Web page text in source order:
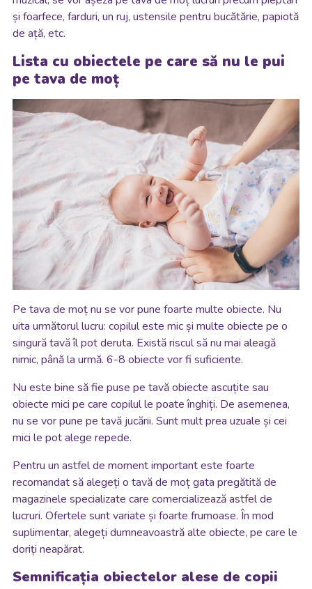
și foarfece, farduri, un ruj, ustensile pentru bucătărie, papiotă
de ață, etc.
Lista cu obiectele pe care să nu le pui
pe tava de moț
Pe tava de moț nu se vor pune foarte multe obiecte. Nu
uita următorul lucru: copilul este mic și multe obiecte pe o
singură tavă îl pot deruta. Există riscul să nu mai aleagă
nimic, până la urmă. 6-8 obiecte vor fi suficiente.
Nu este bine să fie puse pe tavă obiecte ascuțite sau
obiecte mici pe care copilul le poate înghiți. De asemenea,
nu se vor pune pe tavă jucării. Sunt mult prea uzuale și cei
mici le pot alege repede.
Pentru un astfel de moment important este foarte
recomandat să alegeți o tavă de moț gata pregătită de
magazinele specializate care comercializează astfel de
lucruri. Ofertele sunt variate și foarte frumoase. În mod
suplimentar, alegeți dumneavoastră alte obiecte, pe care le
doriți neapărat.
Semnificația obiectelor alese de copii